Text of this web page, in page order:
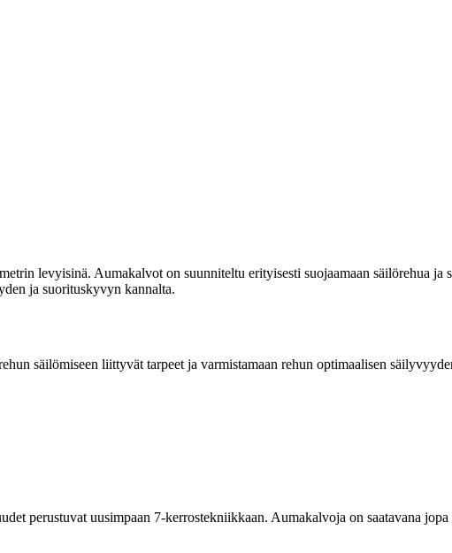
levyisinä. Aumakalvot on suunniteltu erityisesti suojaamaan säilörehua ja
ja suorituskyvyn kannalta.
säilömiseen liittyvät tarpeet ja varmistamaan rehun optimaalisen
perustuvat uusimpaan 7-kerrostekniikkaan. Aumakalvoja on saatavana